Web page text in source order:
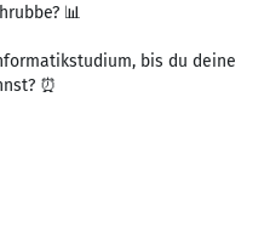
📊
bis du deine
⏰